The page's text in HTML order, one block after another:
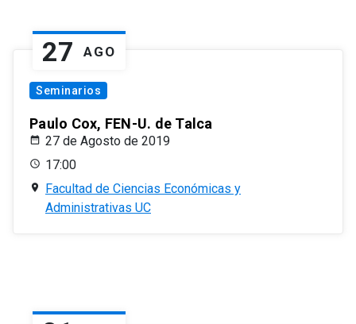
27 AGO
Seminarios
Paulo Cox, FEN-U. de Talca
27 de Agosto de 2019
17:00
Facultad de Ciencias Económicas y
Administrativas UC